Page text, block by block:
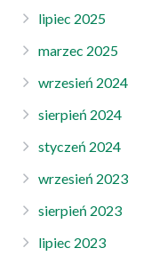
lipiec 2025
marzec 2025
wrzesień 2024
sierpień 2024
styczeń 2024
wrzesień 2023
sierpień 2023
lipiec 2023